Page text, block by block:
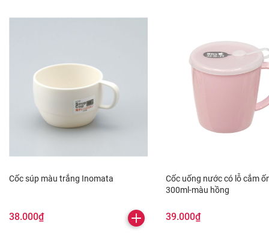
Cốc súp màu trắng Inomata
38.000₫
Cốc uống nước có lỗ cắm
300ml-màu hồng
39.000₫